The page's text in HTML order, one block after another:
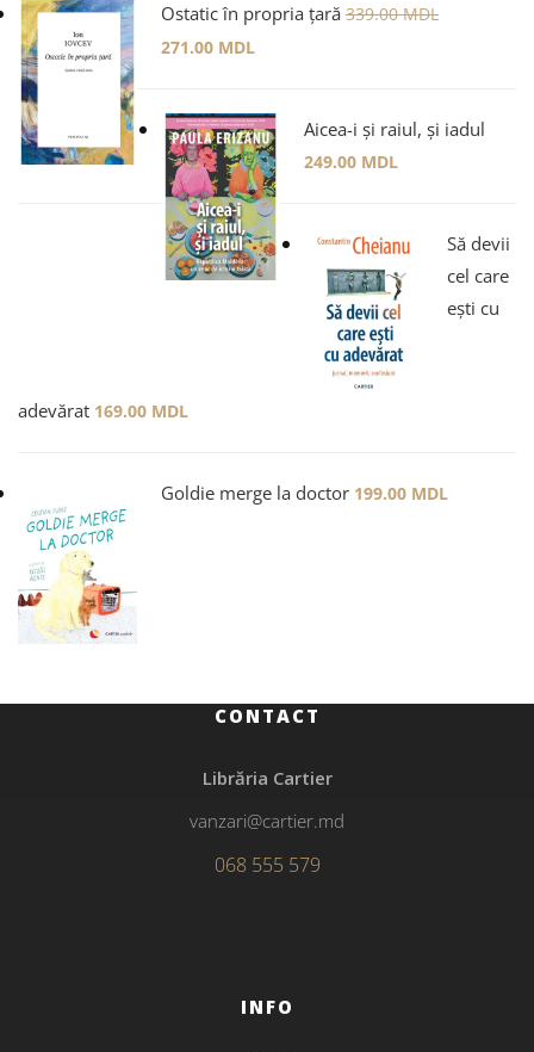
Ostatic în propria țară 339.00MDL
271.00 MDL
Aicea-i și raiul, și iadul
249.00 MDL
Să devii
cel care
ești cu
adevărat 169.00 MDL
Goldie merge la doctor 199.00 MDL
CONTACT
Librăria Cartier
vanzari@cartier.md
068 555 579
INFO